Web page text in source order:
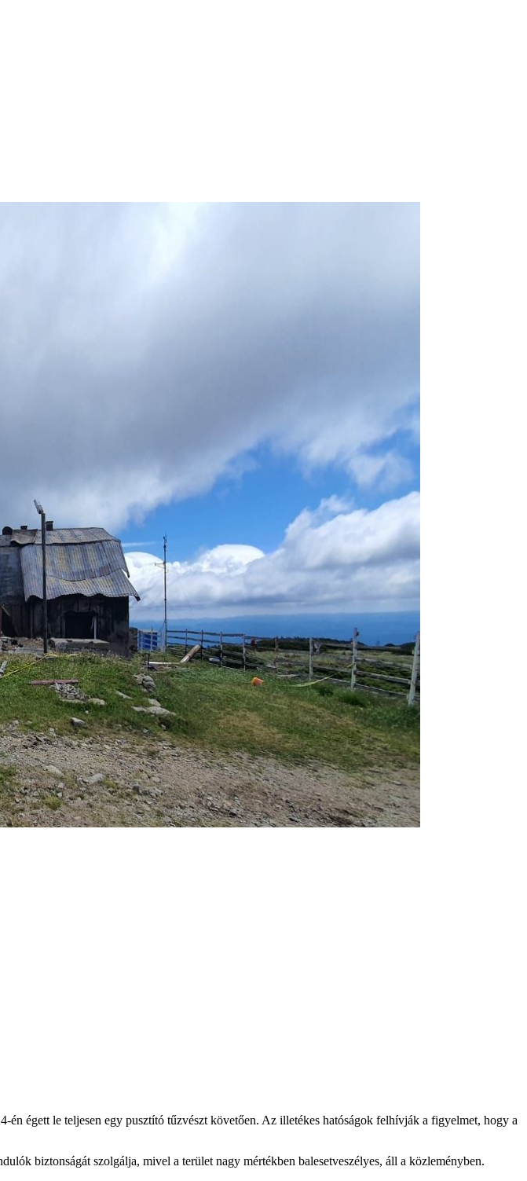
égett le teljesen egy pusztító tűzvészt követően. Az illetékes hatóságok felhívják a figyelmet, hogy a
biztonságát szolgálja, mivel a terület nagy mértékben balesetveszélyes, áll a közleményben.